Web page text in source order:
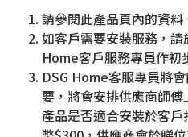
請參閱此產品頁內的資料
如客戶需要安裝服務，
Home客戶服務專員作初
DSG Home客服專員將
要，將會安排供應商師
產品是否適合安裝於客